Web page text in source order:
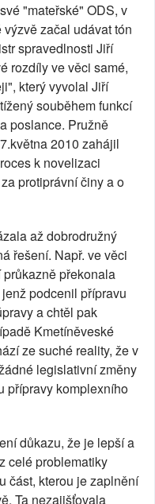
"mateřské" ODS, v
začal udávat tón
spravedlnosti Jiří
rozdíly ve věci samé,
který vyvolal Jiří
souběhem funkcí
poslance. Pružně
2010 zahájil
k novelizaci
protiprávní činy a o
až dobrodružný
řešení. Např. ve věci
překonala
podcenil přípravu
a chtěl pak
Kmetíněveské
ze suché reality, že v
legislativní změny
přípravy komplexního
důkazu, že je lepší a
celé problematiky
část, kterou je zaplnění
Ta nezajišťovala